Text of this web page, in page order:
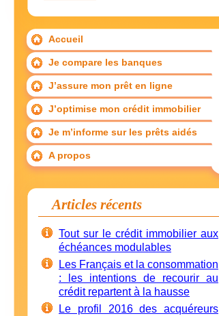
Accueil
Je compare les banques
J’assure mon prêt en ligne
J’optimise mon crédit immobilier
Je m’informe sur les prêts aidés
A propos
Articles récents
Tout sur le crédit immobilier aux
échéances modulables
Les Français et la consommation
: les intentions de recourir au
crédit repartent à la hausse
Le profil 2016 des acquéreurs